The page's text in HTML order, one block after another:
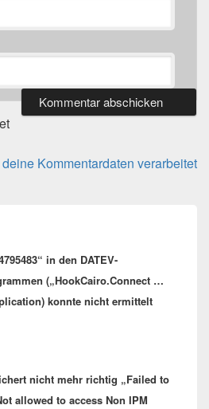
Kommentardaten verarbeitet
in den DATEV-
(„HookCairo.Connect …
konnte nicht ermittelt
nicht mehr richtig „Failed to
allowed to access Non IPM